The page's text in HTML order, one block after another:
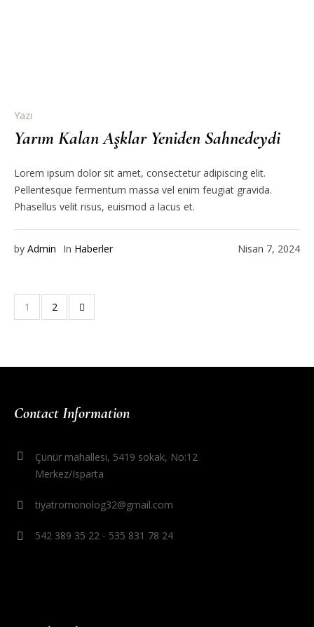
Yazı
Yarım Kalan Aşklar Yeniden Sahnedeydi
Lorem ipsum dolor sit amet, consectetur adipiscing elit.
Pellentesque fermentum massa vel enim feugiat gravida.
Phasellus velit risus, euismod a lacus et.
Nisan 7, 2024
by Admin In Haberler
1 2
Contact Information
Çünür mahallesi, 5419 sokak, No:12
Merkez/Isparta
tiyatromonolog32@gmail.com
542 389 35 22 - 535 831 78 24